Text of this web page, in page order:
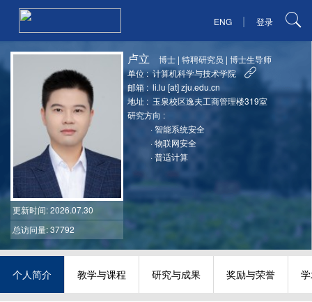
ENG | 登录
更新时间: 2026.07.30
总访问量: 37792
卢立 博士 |特聘研究员 |博士生导师
单位 : 计算机科学与技术学院
邮箱 : li.lu [at] zju.edu.cn
地址 : 玉泉校区逸夫工商管理楼319室
研究方向 :
·智能系统安全
·物联网安全
·普适计算
个人简介 教学与课程 研究与成果 奖励与荣誉